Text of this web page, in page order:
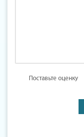
Поставьте оценку